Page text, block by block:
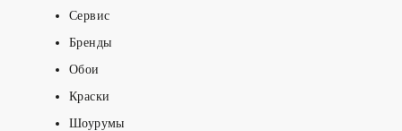
Сервис
Бренды
Обои
Краски
Шоурумы